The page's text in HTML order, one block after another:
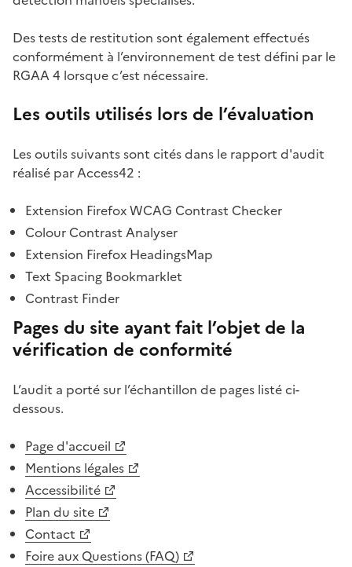
Des tests de restitution sont également effectués
conformément à l’environnement de test défini par le
RGAA 4 lorsque c’est nécessaire.
Les outils utilisés lors de l’évaluation
Les outils suivants sont cités dans le rapport d'audit
réalisé par Access42 :
Extension Firefox WCAG Contrast Checker
Colour Contrast Analyser
Extension Firefox HeadingsMap
Text Spacing Bookmarklet
Contrast Finder
Pages du site ayant fait l’objet de la
vérification de conformité
L’audit a porté sur l’échantillon de pages listé ci-
dessous.
(Ouvre une nouvelle fenêtre)
Page d'accueil
(Ouvre une nouvelle fenêtre)
Mentions légales
(Ouvre une nouvelle fenêtre)
Accessibilité
(Ouvre une nouvelle fenêtre)
Plan du site
(Ouvre une nouvelle fenêtre)
Contact
(Ouvre une nouvelle fenêtre)
Foire aux Questions (FAQ)